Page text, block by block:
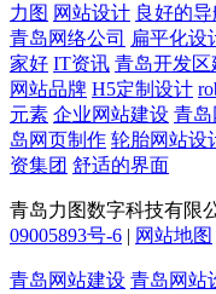
力图 网站设计 良好的导
青岛网络公司 扁平化设
家好 IT资讯 青岛开发区
网站品牌 H5定制设计
元素 企业网站建设 青岛
岛网页制作 轮胎网站设
资集团 舒适的界面
青岛力图数字科技有限
09005893号-6 | 网站地图
青岛网站建设 青岛网站